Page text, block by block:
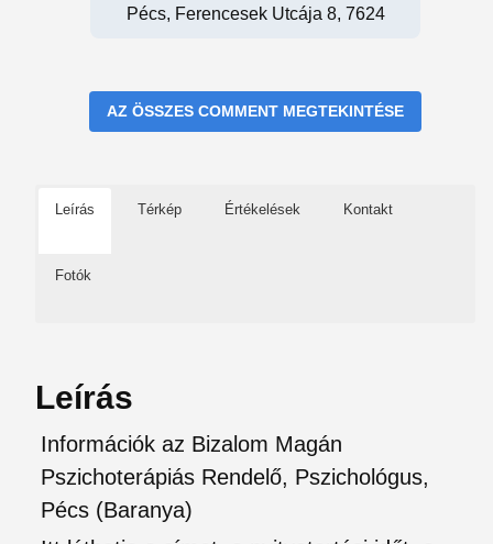
Pécs, Ferencesek Utcája 8, 7624
AZ ÖSSZES COMMENT MEGTEKINTÉSE
Leírás Térkép Értékelések Kontakt
Fotók
Leírás
Információk az Bizalom Magán
Pszichoterápiás Rendelő, Pszichológus,
Pécs (Baranya)